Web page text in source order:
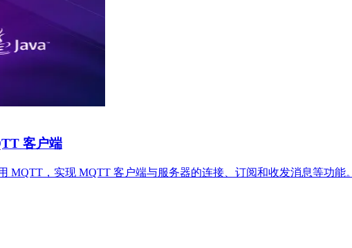
客户端
MQTT，实现 MQTT 客户端与服务器的连接、订阅和收发消息等功能。